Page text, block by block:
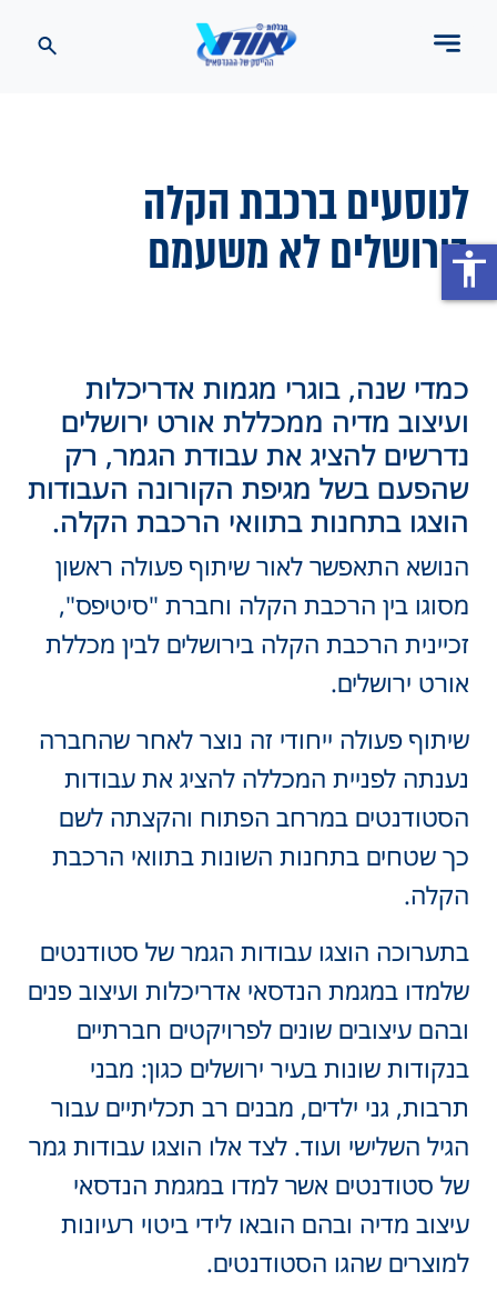
לנוסעים ברכבת הקלה
בירושלים לא משעמם
כמדי שנה, בוגרי מגמות אדריכלות
ועיצוב מדיה ממכללת אורט ירושלים
נדרשים להציג את עבודת הגמר, רק
שהפעם בשל מגיפת הקורונה העבודות
הוצגו בתחנות בתוואי הרכבת הקלה.
הנושא התאפשר לאור שיתוף פעולה ראשון
מסוגו בין הרכבת הקלה וחברת "סיטיפס",
זכיינית הרכבת הקלה בירושלים לבין מכללת
אורט ירושלים.
שיתוף פעולה ייחודי זה נוצר לאחר שהחברה
נענתה לפניית המכללה להציג את עבודות
הסטודנטים במרחב הפתוח והקצתה לשם
כך שטחים בתחנות השונות בתוואי הרכבת
הקלה.
בתערוכה הוצגו עבודות הגמר של סטודנטים
שלמדו במגמת הנדסאי אדריכלות ועיצוב פנים
ובהם עיצובים שונים לפרויקטים חברתיים
בנקודות שונות בעיר ירושלים כגון: מבני
תרבות, גני ילדים, מבנים רב תכליתיים עבור
הגיל השלישי ועוד. לצד אלו הוצגו עבודות גמר
של סטודנטים אשר למדו במגמת הנדסאי
עיצוב מדיה ובהם הובאו לידי ביטוי רעיונות
למוצרים שהגו הסטודנטים.
accessibility